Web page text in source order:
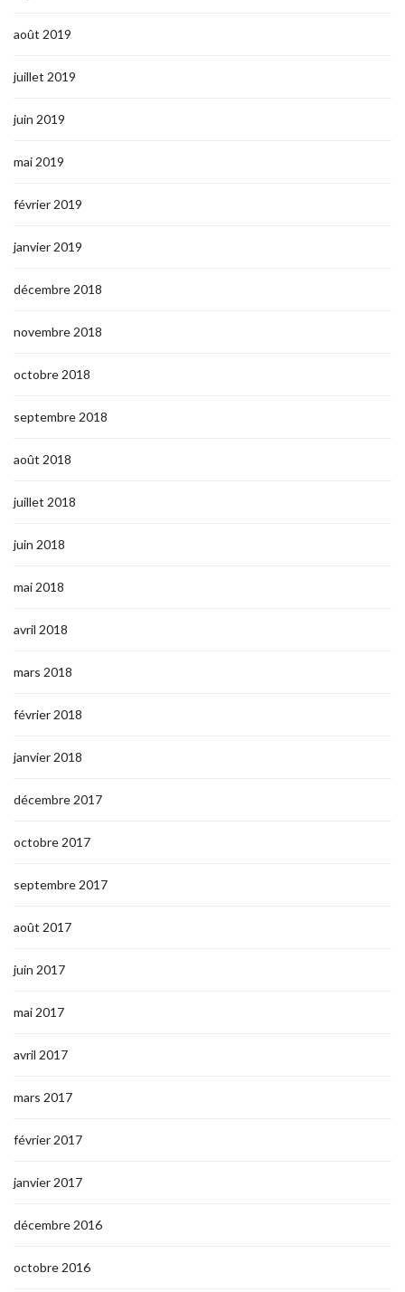
août 2019
juillet 2019
juin 2019
mai 2019
février 2019
janvier 2019
décembre 2018
novembre 2018
octobre 2018
septembre 2018
août 2018
juillet 2018
juin 2018
mai 2018
avril 2018
mars 2018
février 2018
janvier 2018
décembre 2017
octobre 2017
septembre 2017
août 2017
juin 2017
mai 2017
avril 2017
mars 2017
février 2017
janvier 2017
décembre 2016
octobre 2016